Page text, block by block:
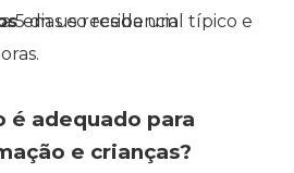
5 dias e receba um
em uso residencial típico e
é adequado para
e crianças?